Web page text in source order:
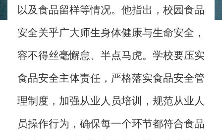
以及食品留样等情况。他指出，校园食品
安全关乎广大师生身体健康与生命安全，
容不得丝毫懈怠、半点马虎。学校要压实
食品安全主体责任，严格落实食品安全管
理制度，加强从业人员培训，规范从业人
员操作行为，确保每一个环节都符合食品